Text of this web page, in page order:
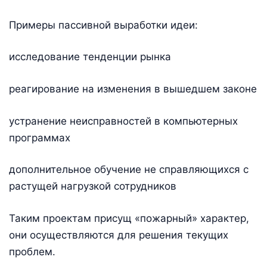
Примеры пассивной выработки идеи:
исследование тенденции рынка
реагирование на изменения в вышедшем законе
устранение неисправностей в компьютерных
программах
дополнительное обучение не справляющихся с
растущей нагрузкой сотрудников
Таким проектам присущ «пожарный» характер,
они осуществляются для решения текущих
проблем.